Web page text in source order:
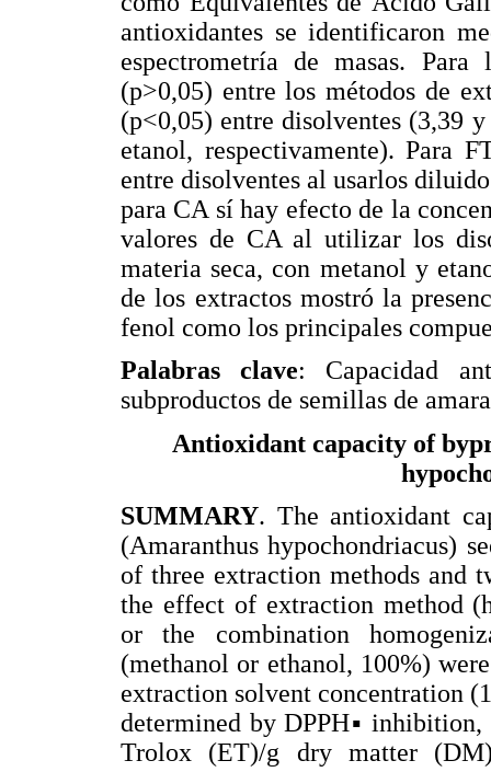
antioxidantes se identificaron
espectrometría de masas.
(p>0,05) entre los métodos de
(p<0,05) entre disolventes (3,39
etanol, respectivamente). Para
entre disolventes al usarlos
para CA sí hay efecto de la
valores de CA al utilizar los
materia seca, con metanol y
de los extractos mostró la
fenol como los principales
Palabras clave: Capacidad
subproductos de semillas de
Antioxidant capacity of
SUMMARY. The antioxidant
(Amaranthus hypochondriacus)
of three extraction methods and
the effect of extraction method
or the combination
(methanol or ethanol, 100%)
extraction solvent concentration
determined by DPPH▪ inhibition,
Trolox (ET)/g dry matter